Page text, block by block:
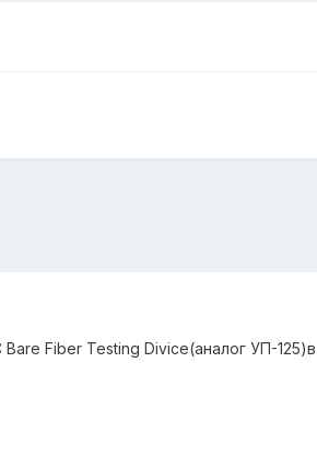
Fiber Testing Divice(аналог УП-